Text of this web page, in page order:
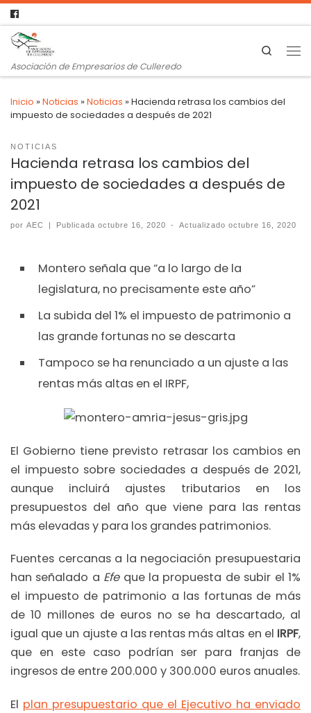
Asociación de Empresarios de Culleredo
Search
Inicio »Noticias »Noticias »Hacienda retrasa los cambios del
impuesto de sociedades a después de 2021
NOTICIAS
Hacienda retrasa los cambios del
impuesto de sociedades a después de
2021
por AEC | Publicadaoctubre 16, 2020 - Actualizadooctubre 16, 2020
Montero señala que “a lo largo de la
legislatura, no precisamente este año”
La subida del 1% el impuesto de patrimonio a
las grande fortunas no se descarta
Tampoco se ha renunciado a un ajuste a las
rentas más altas en el IRPF,
El Gobierno tiene previsto retrasar los cambios en
el impuesto sobre sociedades a después de 2021,
aunque incluirá ajustes tributarios en los
presupuestos del año que viene para las rentas
más elevadas y para los grandes patrimonios.
Fuentes cercanas a la negociación presupuestaria
han señalado a Efeque la propuesta de subir el 1%
el impuesto de patrimonio a las fortunas de más
de 10 millones de euros no se ha descartado, al
igual que un ajuste a las rentas más altas en el IRPF,
que en este caso podrían ser para franjas de
ingresos de entre 200.000 y 300.000 euros anuales.
El plan presupuestario que el Ejecutivo ha enviado